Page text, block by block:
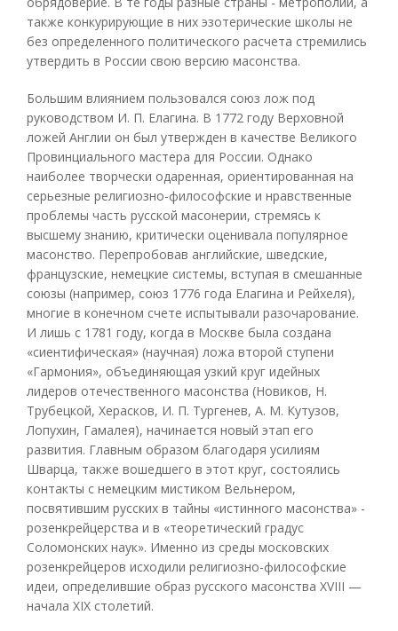
также конкурирующие в них эзотерические школы не
без определенного политического расчета стремились
утвердить в России свою версию масонства.
Большим влиянием пользовался союз лож под
руководством И. П. Елагина. В 1772 году Верховной
ложей Англии он был утвержден в качестве Великого
Провинциального мастера для России. Однако
наиболее творчески одаренная, ориентированная на
серьезные религиозно-философские и нравственные
проблемы часть русской масонерии, стремясь к
высшему знанию, критически оценивала популярное
масонство. Перепробовав английские, шведские,
французские, немецкие системы, вступая в смешанные
союзы (например, союз 1776 года Елагина и Рейхеля),
многие в конечном счете испытывали разочарование.
И лишь с 1781 году, когда в Москве была создана
«сиентифическая» (научная) ложа второй ступени
«Гармония», объединяющая узкий круг идейных
лидеров отечественного масонства (Новиков, Н.
Трубецкой, Херасков, И. П. Тургенев, А. М. Кутузов,
Лопухин, Гамалея), начинается новый этап его
развития. Главным образом благодаря усилиям
Шварца, также вошедшего в этот круг, состоялись
контакты с немецким мистиком Вельнером,
посвятившим русских в тайны «истинного масонства» -
розенкрейцерства и в «теоретический градус
Соломонских наук». Именно из среды московских
розенкрейцеров исходили религиозно-философские
идеи, определившие образ русского масонства XVIII —
начала XIX столетий.